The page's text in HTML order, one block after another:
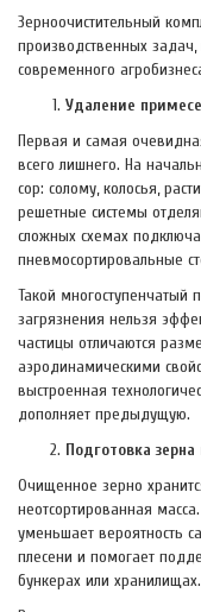
Зерноочистительный
производственных
современного
Удаление
Первая и самая
всего лишнего. На
сор: солому, колосья,
решетные системы
сложных схемах
пневмосортировальные
Такой многоступенчатый
загрязнения нельзя
частицы отличаются
аэродинамическими
выстроенная
дополняет предыдущую.
Подготовка
Очищенное зерно
неотсортированная
уменьшает вероятность
плесени и помогает
бункерах или хранилищах.